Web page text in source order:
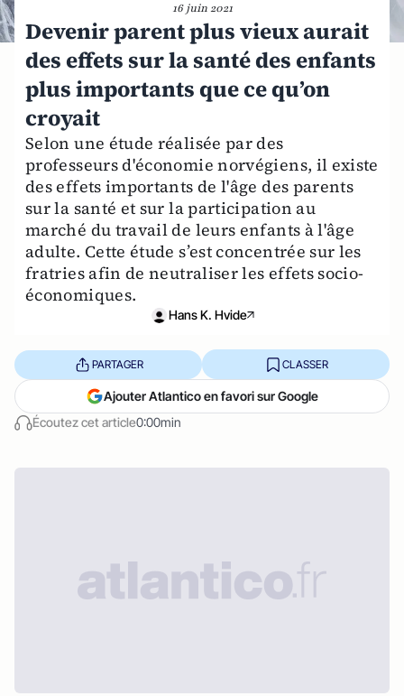
16 juin 2021
Devenir parent plus vieux aurait
des effets sur la santé des enfants
plus importants que ce qu’on
croyait
Selon une étude réalisée par des
professeurs d'économie norvégiens, il existe
des effets importants de l'âge des parents
sur la santé et sur la participation au
marché du travail de leurs enfants à l'âge
adulte. Cette étude s’est concentrée sur les
fratries afin de neutraliser les effets socio-
économiques.
Hans K. Hvide
Écoutez cet article0:00min
PARTAGER CLASSER
Ajouter Atlantico en favori sur Google